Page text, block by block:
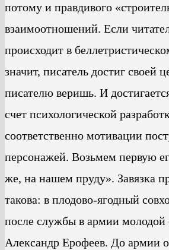
потому и правдивого
взаимоотношений. Если
происходит в
значит, писатель достиг своей
писателю веришь. И
счет психологической
соответственно мотивации
персонажей. Возьмем первую
же, на нашем пруду». Завязка
такова: в плодово-ягодный
после службы в армии молодой
Александр Ерофеев. До армии